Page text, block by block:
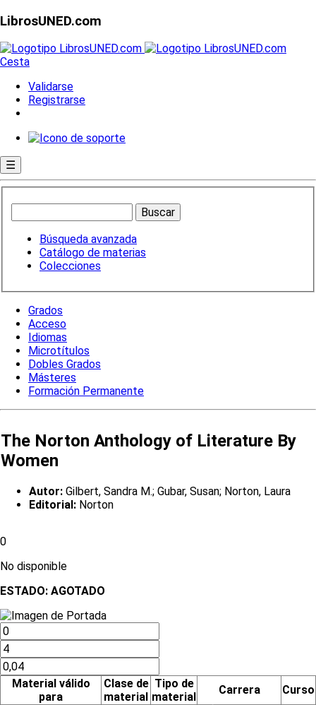
LibrosUNED.com
Cesta
Validarse
Registrarse
☰
Búsqueda avanzada
Catálogo de materias
Colecciones
Grados
Acceso
Idiomas
Microtítulos
Dobles Grados
Másteres
Formación Permanente
The Norton Anthology of Literature By
Women
Autor: Gilbert, Sandra M.; Gubar, Susan; Norton, Laura
Editorial: Norton
0
No disponible
ESTADO: AGOTADO
Material válido
para
Clase de
material
Tipo de
material
Carrera Curso